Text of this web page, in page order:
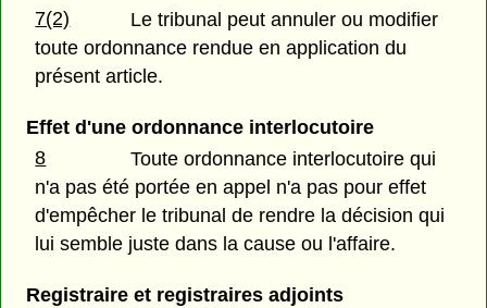
7(2)
Le tribunal peut annuler ou modifier
toute ordonnance rendue en application du
présent article.
Effet d'une ordonnance interlocutoire
8
Toute ordonnance interlocutoire qui
n'a pas été portée en appel n'a pas pour effet
d'empêcher le tribunal de rendre la décision qui
lui semble juste dans la cause ou l'affaire.
Registraire et registraires adjoints